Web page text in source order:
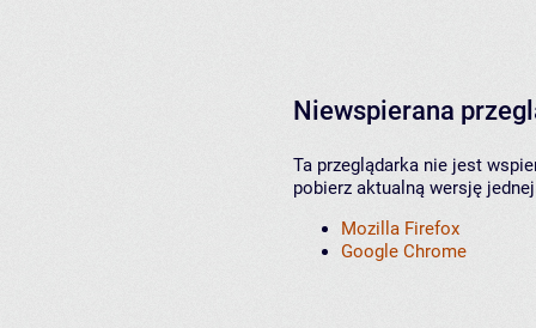
Niewspierana
Ta przeglądarka nie jest
pobierz aktualną wersję
Mozilla Firefox
Google Chrome